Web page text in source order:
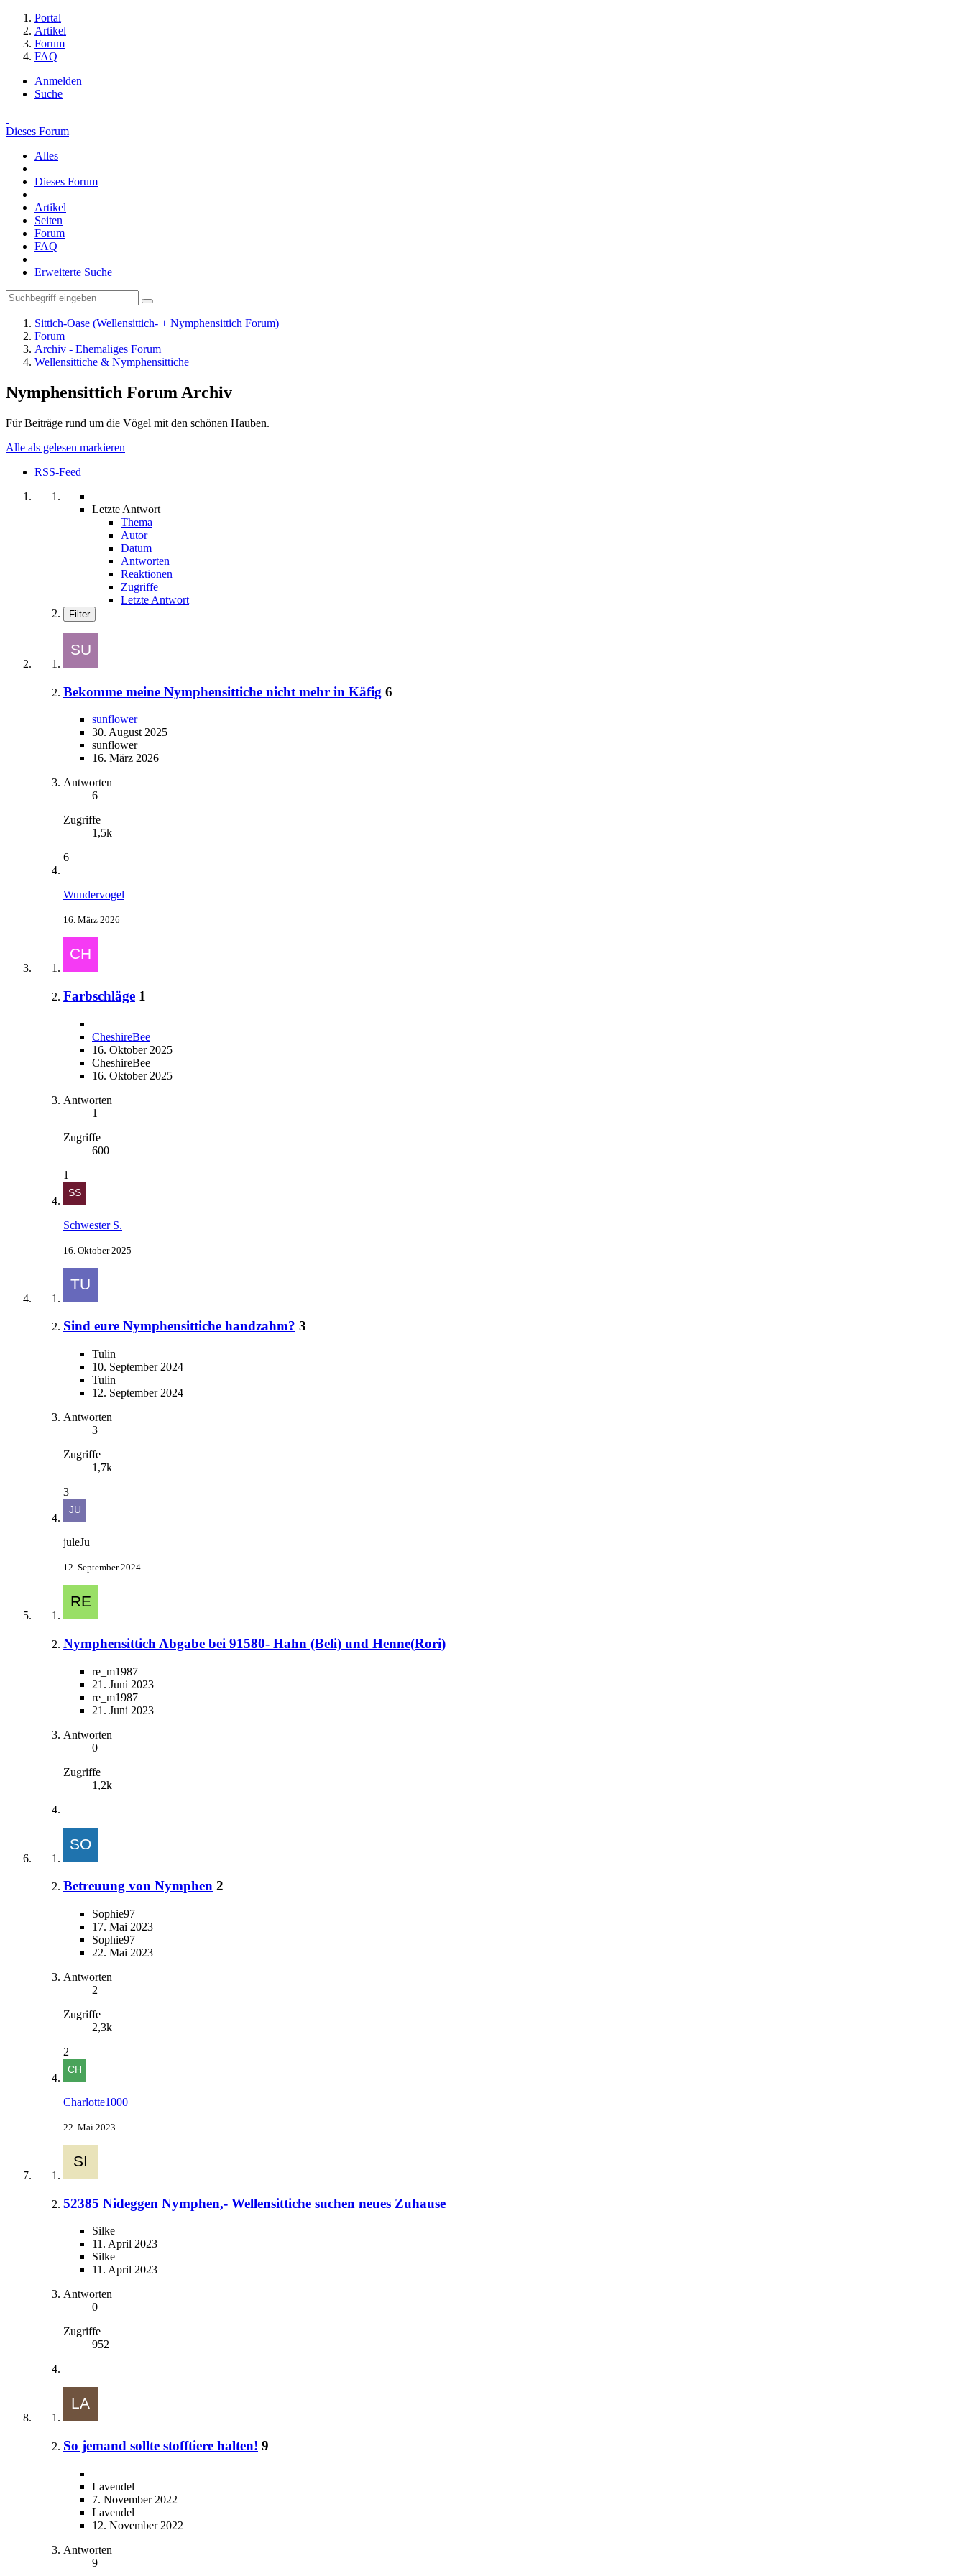
Portal
Artikel
Forum
FAQ
Anmelden
Suche
Dieses Forum
Alles
Dieses Forum
Artikel
Seiten
Forum
FAQ
Erweiterte Suche
Sittich-Oase (Wellensittich- + Nymphensittich Forum)
Forum
Archiv - Ehemaliges Forum
Wellensittiche & Nymphensittiche
Nymphensittich Forum Archiv
Für Beiträge rund um die Vögel mit den schönen Hauben.
Alle als gelesen markieren
RSS-Feed
Letzte Antwort
Thema
Autor
Datum
Antworten
Reaktionen
Zugriffe
Letzte Antwort
Filter
Bekomme meine Nymphensittiche nicht mehr in Käfig 6
sunflower
30. August 2025
sunflower
16. März 2026
Antworten
6
Zugriffe
1,5k
6
Wundervogel
16. März 2026
Farbschläge 1
CheshireBee
16. Oktober 2025
CheshireBee
16. Oktober 2025
Antworten
1
Zugriffe
600
1
Schwester S.
16. Oktober 2025
Sind eure Nymphensittiche handzahm? 3
Tulin
10. September 2024
Tulin
12. September 2024
Antworten
3
Zugriffe
1,7k
3
juleJu
12. September 2024
Nymphensittich Abgabe bei 91580- Hahn (Beli) und Henne(Rori)
re_m1987
21. Juni 2023
re_m1987
21. Juni 2023
Antworten
0
Zugriffe
1,2k
Betreuung von Nymphen 2
Sophie97
17. Mai 2023
Sophie97
22. Mai 2023
Antworten
2
Zugriffe
2,3k
2
Charlotte1000
22. Mai 2023
52385 Nideggen Nymphen,- Wellensittiche suchen neues Zuhause
Silke
11. April 2023
Silke
11. April 2023
Antworten
0
Zugriffe
952
So jemand sollte stofftiere halten! 9
Lavendel
7. November 2022
Lavendel
12. November 2022
Antworten
9